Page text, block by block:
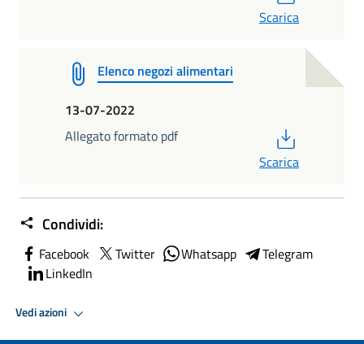
Scarica
Elenco negozi alimentari
13-07-2022
Allegato formato pdf
Scarica
Condividi:
Facebook Twitter Whatsapp
Telegram
LinkedIn
Vedi azioni